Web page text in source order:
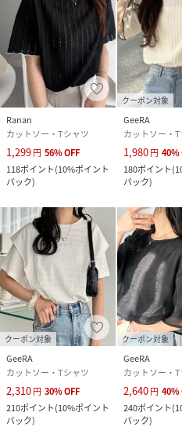
『♡をクリック！』
完売カラーの再入荷などの通
ブランドのお気に入り登録も
---------------------
性別タイプ レディース
原産国 中国
素材
本体:コットン
リブ:コットン
ポリウレタン
別布:ポリエス
クリーニング 洗濯機洗い可
品番
209046-001-
Ranan
カットソー・Tシャツ
1,299円 56%OFF
118ポイント(10%ポイント
バック)
クーポン対象
GeeRA
カットソー・
1,980円 40%
180ポイント(
バック)
クーポン対象
GeeRA
カットソー・Tシャツ
2,310円 30%OFF
210ポイント(10%ポイント
バック)
クーポン対象
GeeRA
カットソー・
2,640円 40%
240ポイント(
バック)